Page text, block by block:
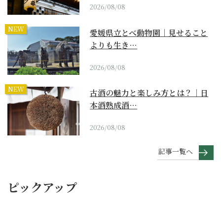
2026/08/08
NEW
愛媛県立とべ動物園｜見せること
よりも生き…
2026/08/08
NEW
古酒の魅力と楽しみ方とは？｜日
本酒熟成酒…
2026/08/08
記事一覧へ
ピックアップ